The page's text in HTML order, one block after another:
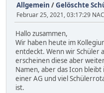
Allgemein /Gelöschte
Februar 25, 2021, 03:17:29
Hallo zusammen,
Wir haben heute im
entdeckt. Wenn wir Schüler
erscheinen diese aber
Namen, aber das Icon bleibt
einer AG und viel
ist.